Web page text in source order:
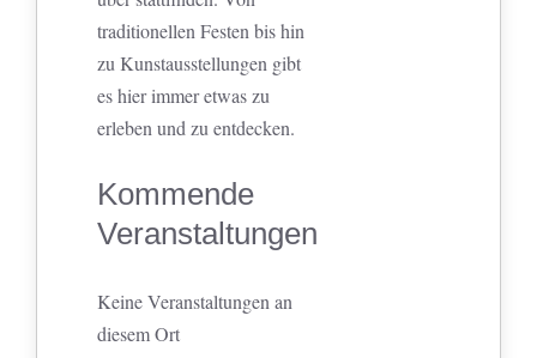
traditionellen Festen bis hin
zu Kunstausstellungen gibt
es hier immer etwas zu
erleben und zu entdecken.
Kommende
Veranstaltungen
Keine Veranstaltungen an
diesem Ort